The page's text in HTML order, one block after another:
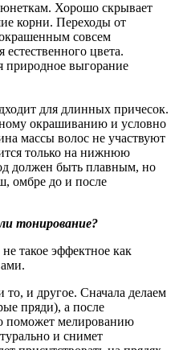
Хорошо скрывает
корни. Переходы от
совсем
цвета.
природное выгорание
для длинных причесок.
окрашиванию и условно
массы волос не участвуют
только на нижнюю
должен быть плавным, но
тонирование?
такое эффектное как
и другое. Сначала делаем
пряди), а после
поможет мелированию
и снимет